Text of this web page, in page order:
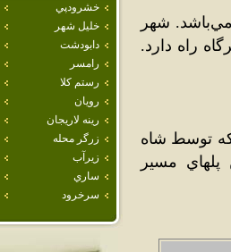
خشرودپي
خليل شهر
دابودشت
رامسر
رستم كلا
رويان
رينه لاريجان
زرگر محله
زيرآب
ساري
سرخرود
شهر
راه دارد.
که توسط شاه
مسير